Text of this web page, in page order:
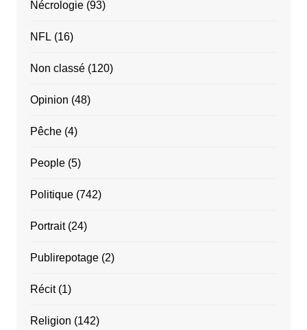
Nécrologie(93)
NFL (16)
Non classé(120)
Opinion (48)
Pêche(4)
People(5)
Politique(742)
Portrait(24)
Publirepotage(2)
Récit(1)
Religion (142)